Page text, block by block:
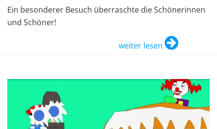
Ein besonderer Besuch überraschte die Schönerinnen
und Schöner!
weiter lesen